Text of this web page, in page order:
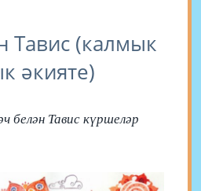
Тавис (калмык
әкияте)
белән Тавис күршеләр